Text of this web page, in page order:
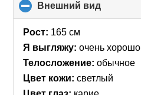
Внешний вид
to
Рост: 165 см
Я выгляжу: очень хорошо
Телосложение: обычное
Цвет кожи: светлый